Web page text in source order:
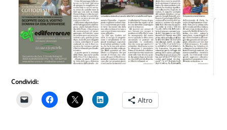
Condividi:
Altro